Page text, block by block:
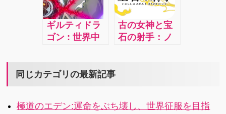
ルーツを投げ
ることによっ
てブロッブを
破壊してマシ
というパズル
す。
テナを常にバ
リ３にしてあ
げましょう！
二人の恋がう
ギルティドラ
ゴン : 世界中
フを集める旅
古の女神と宝
石の射手：ノ
同じカテゴリの最新記事
極道のエデン:運命をぶち壊し、世界征服を目指